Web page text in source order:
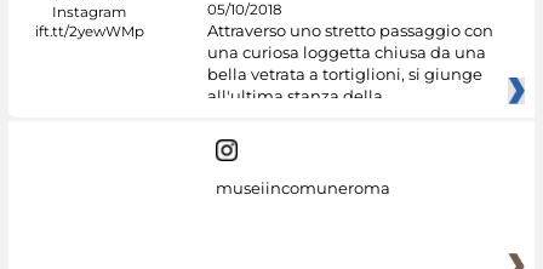
05/10/2018
Attraverso uno stretto passaggio con
una curiosa loggetta chiusa da una
bella vetrata a tortiglioni, si giunge
all'ultima stanza della
museiincomuneroma